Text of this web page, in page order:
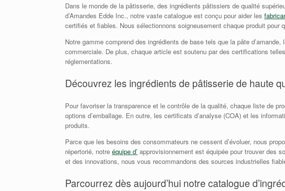
Dans le monde de la pâtisserie, des ingrédients pâtissiers de qualité
d’Amandes Edde Inc., notre vaste catalogue est conçu pour aider les
certifiés et fiables. Nous sélectionnons soigneusement chaque produit pour
Notre gamme comprend des ingrédients de base tels que la pâte
commerciale. De plus, chaque article est soutenu par des certifications
réglementations.
Découvrez les ingrédients de pâtisserie de haute
Pour favoriser la transparence et le contrôle de la qualité, chaque liste de
options d’emballage. En outre, les certificats d’analyse (COA) et les
produits.
Parce que les besoins des consommateurs ne cessent d’évoluer, nous
répertorié, notre équipe d’ approvisionnement est équipée pour trouver des
et des innovations, nous vous recommandons des sources industrielles
Parcourrez dès aujourd’hui notre catalogue